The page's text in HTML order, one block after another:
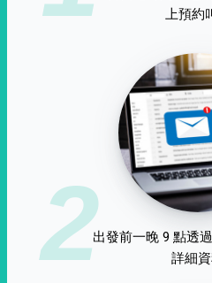
上預約
2出發前一晚 9 點透
詳細